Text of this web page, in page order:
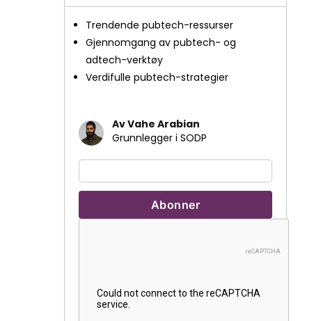
Trendende pubtech-ressurser
Gjennomgang av pubtech- og
adtech-verktøy
Verdifulle pubtech-strategier
Av Vahe Arabian
Grunnlegger i SODP